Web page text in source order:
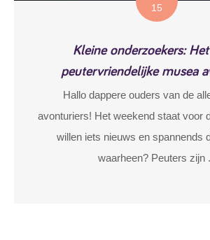
15
Kleine onderzoekers:
peutervriendelijke musea
Hallo dappere ouders van de
avonturiers! Het weekend staat voor
willen iets nieuws en spannends
waarheen? Peuters zijn